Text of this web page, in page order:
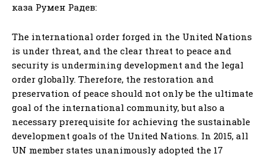
каза Румен Радев:
The international order forged in the United Nations
is under threat, and the clear threat to peace and
security is undermining development and the legal
order globally. Therefore, the restoration and
preservation of peace should not only be the ultimate
goal of the international community, but also a
necessary prerequisite for achieving the sustainable
development goals of the United Nations. In 2015, all
UN member states unanimously adopted the 17